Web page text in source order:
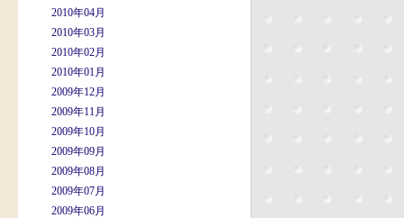
2010年04月
2010年03月
2010年02月
2010年01月
2009年12月
2009年11月
2009年10月
2009年09月
2009年08月
2009年07月
2009年06月